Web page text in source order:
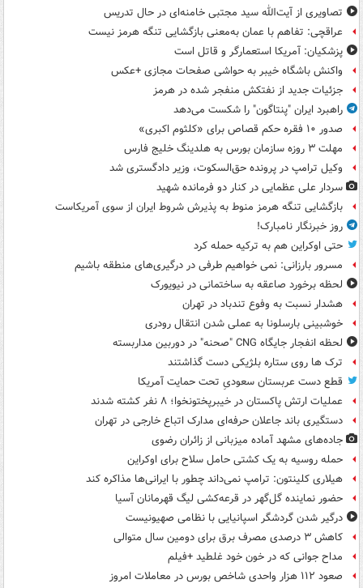
تصاویری از آیت‌الله سید مجتبی خامنه‌ای در حال تدریس
عراقچی: تفاهم با عمان به‌معنی بازگشایی تنگه هرمز نیست
پزشکیان: آمریکا استعمارگر و قاتل است
واکنش باشگاه خیبر به حواشی صفحات مجازی +عکس
جزئیات جدید از نفتکش منفجر شده در هرمز
راهبرد ایران "پنتاگون" را شکست می‌دهد
صدور ۱۰ فقره حکم قصاص برای «کلثوم اکبری»
مهلت ۳ روزه سازمان بورس به هلدینگ خلیج فارس
وکیل ترامپ در پرونده حق‌السکوت، وزیر دادگستری شد
سردار علی عظمایی در کنار دو فرمانده شهید
بازگشایی تنگه هرمز منوط به پذیرش شروط ایران از سوی آمریکاست
روز خبرنگار نامبارک!
حتی اوکراین هم به ترکیه حمله کرد
مسرور بارزانی: نمی خواهیم طرفی در درگیری‌های منطقه باشیم
لحظه برخورد صاعقه به ساختمانی در نیویورک
هشدار نسبت به وفوع تندباد در تهران
خوشبینی بارسلونا به عملی شدن انتقال رودری
لحظه انفجار جایگاه CNG "صحنه" در دوربین مداربسته
ترک ها روی ستاره بلژیکی دست گذاشتند
قطع دست عربستان سعودیِ تحت حمایت آمریکا
عملیات ارتش پاکستان در خیبرپختونخوا؛ ۸ نفر کشته شدند
دستگیری باند جاعلان حرفه‌ای مدارک اتباع خارجی در تهران
جاده‌های مشهد آماده میزبانی از زائران رضوی
حمله روسیه به یک کشتی حامل سلاح برای اوکراین
هیلاری کلینتون: ترامپ نمی‌داند چطور با ایرانی‌ها مذاکره کند
حضور نماینده گل‌گهر در قرعه‌کشی لیگ قهرمانان آسیا
درگیر شدن گردشگر اسپانیایی با نظامی صهیونیست
کاهش ۳ درصدی مصرف برق برای دومین سال متوالی
مداح جوانی که در خون خود غلطید +فیلم
صعود ۱۱۲ هزار واحدی شاخص بورس در معاملات امروز